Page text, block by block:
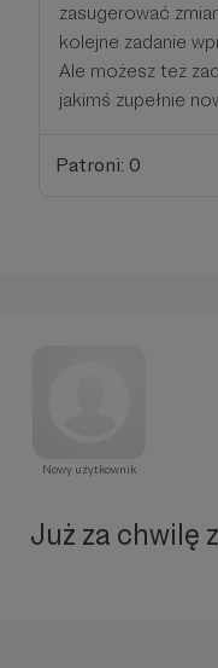
zasugerować
kolejne zadanie
Ale możesz też
jakimś zupełnie
Patroni: 0
Nowy użytkownik
Już za chwilę